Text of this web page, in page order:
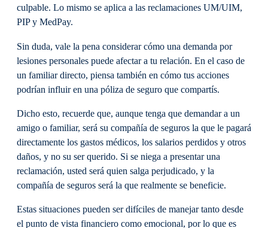
culpable. Lo mismo se aplica a las reclamaciones UM/UIM,
PIP y MedPay.
Sin duda, vale la pena considerar cómo una demanda por
lesiones personales puede afectar a tu relación. En el caso de
un familiar directo, piensa también en cómo tus acciones
podrían influir en una póliza de seguro que compartís.
Dicho esto, recuerde que, aunque tenga que demandar a un
amigo o familiar, será su compañía de seguros la que le pagará
directamente los gastos médicos, los salarios perdidos y otros
daños, y no su ser querido. Si se niega a presentar una
reclamación, usted será quien salga perjudicado, y la
compañía de seguros será la que realmente se beneficie.
Estas situaciones pueden ser difíciles de manejar tanto desde
el punto de vista financiero como emocional, por lo que es